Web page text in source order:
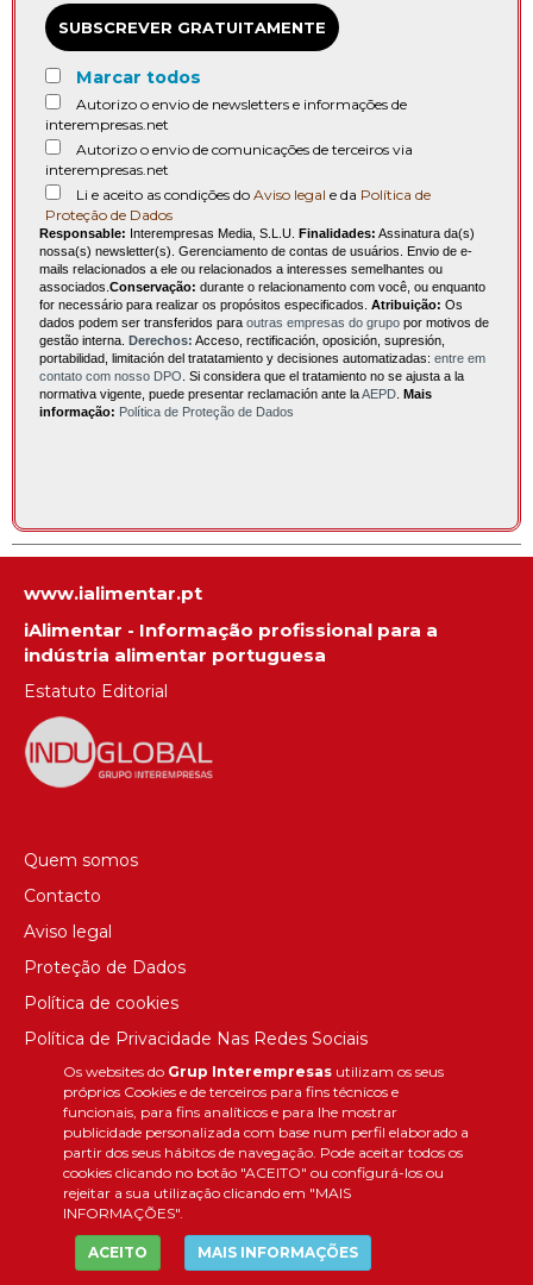
Os websites do Grup Interempresasutilizam os seus
próprios Cookies e de terceiros para fins técnicos e
funcionais, para fins analíticos e para lhe mostrar
publicidade personalizada com base num perfil elaborado a
partir dos seus hábitos de navegação. Pode aceitar todos os
cookies clicando no botão "ACEITO" ou configurá-los ou
rejeitar a sua utilização clicando em "MAIS
INFORMAÇÕES".
ACEITO MAIS INFORMAÇÕES
SUBSCREVER GRATUITAMENTE
Marcar todos
Autorizo o envio de newsletters e informações de
interempresas.net
Autorizo o envio de comunicações de terceiros via
interempresas.net
Li e aceito as condições do Aviso legal e da Política de
Proteção de Dados
Responsable: Interempresas Media, S.L.U. Finalidades: Assinatura da(s)
nossa(s) newsletter(s). Gerenciamento de contas de usuários. Envio de e-
mails relacionados a ele ou relacionados a interesses semelhantes ou
associados. Conservação: durante o relacionamento com você, ou enquanto
for necessário para realizar os propósitos especificados. Atribuição: Os
dados podem ser transferidos para outras empresas do grupo por motivos de
gestão interna. Derechos: Acceso, rectificación, oposición, supresión,
portabilidad, limitación del tratatamiento y decisiones automatizadas: entre em
contato com nosso DPO . Si considera que el tratamiento no se ajusta a la
normativa vigente, puede presentar reclamación ante laAEPD Mais
informação: Política de Proteção de Dados
www.ialimentar.pt
iAlimentar - Informação profissional para a
indústria alimentar portuguesa
Estatuto Editorial
Quem somos
Contacto
Aviso legal
Proteção de Dados
Política de cookies
Política de Privacidade Nas Redes Sociais
Canal de denúncias
Colaborações editoriais